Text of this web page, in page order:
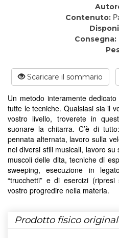
Contenuto:
Consegna:
Scaricare il sommario
Un metodo interamente
tutte le tecniche. Qualsiasi sia il
vostro livello, troverete in
suonare la chitarra. C’è di
pennata alternata, lavoro sulla
nei diversi stili musicali, lavoro
muscoli delle dita, tecniche di
sweeping, esecuzione in
“trucchetti” e di esercizi
vostro progredire nella materia.
Prodotto fisico